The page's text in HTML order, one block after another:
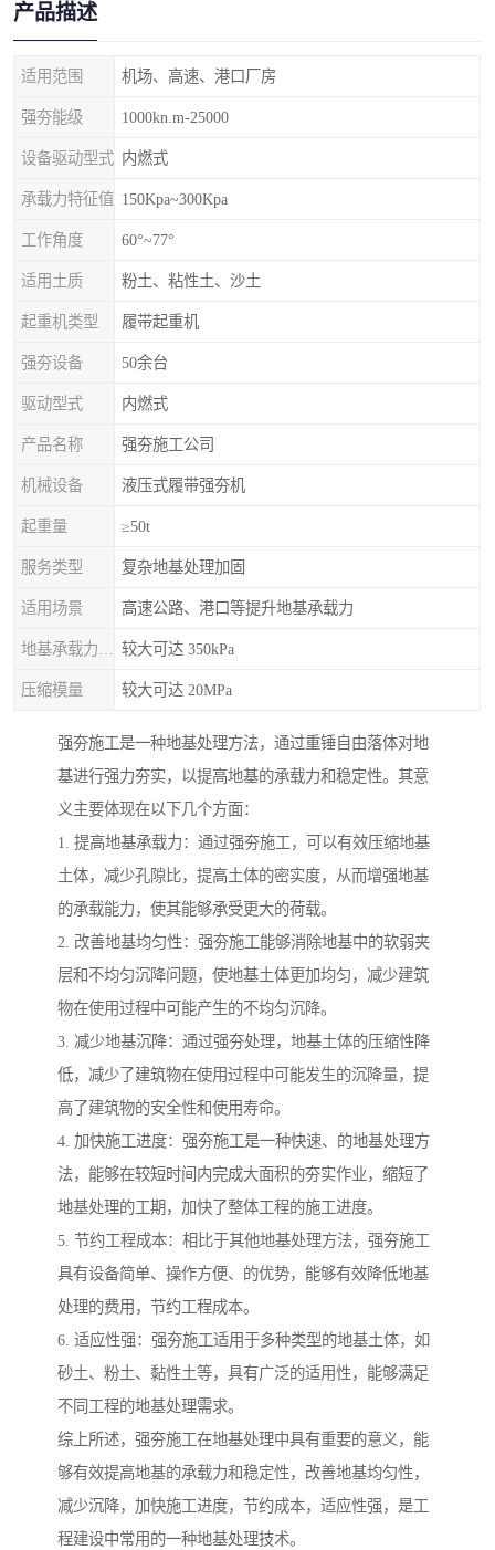
产品描述
适用范围 机场、高速、港口厂房
强夯能级 1000kn.m-25000
设备驱动型式 内燃式
承载力特征值 150Kpa~300Kpa
工作角度 60°~77°
适用土质 粉土、粘性土、沙土
起重机类型 履带起重机
强夯设备 50余台
驱动型式 内燃式
产品名称 强夯施工公司
机械设备 液压式履带强夯机
起重量 ≥50t
服务类型 复杂地基处理加固
适用场景 高速公路、港口等提升地基承载力
较大可达 350kPa
压缩模量 较大可达 20MPa
强夯施工是一种地基处理方法，通过重锤自由落体对地
基进行强力夯实，以提高地基的承载力和稳定性。其意
义主要体现在以下几个方面：
1. 提高地基承载力：通过强夯施工，可以有效压缩地基
土体，减少孔隙比，提高土体的密实度，从而增强地基
的承载能力，使其能够承受更大的荷载。
2. 改善地基均匀性：强夯施工能够消除地基中的软弱夹
层和不均匀沉降问题，使地基土体更加均匀，减少建筑
物在使用过程中可能产生的不均匀沉降。
3. 减少地基沉降：通过强夯处理，地基土体的压缩性降
低，减少了建筑物在使用过程中可能发生的沉降量，提
高了建筑物的安全性和使用寿命。
4. 加快施工进度：强夯施工是一种快速、的地基处理方
法，能够在较短时间内完成大面积的夯实作业，缩短了
地基处理的工期，加快了整体工程的施工进度。
5. 节约工程成本：相比于其他地基处理方法，强夯施工
具有设备简单、操作方便、的优势，能够有效降低地基
处理的费用，节约工程成本。
6. 适应性强：强夯施工适用于多种类型的地基土体，如
砂土、粉土、黏性土等，具有广泛的适用性，能够满足
不同工程的地基处理需求。
综上所述，强夯施工在地基处理中具有重要的意义，能
够有效提高地基的承载力和稳定性，改善地基均匀性，
减少沉降，加快施工进度，节约成本，适应性强，是工
程建设中常用的一种地基处理技术。